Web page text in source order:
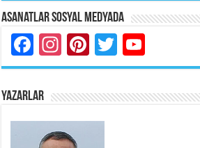
Asanatlar Sosyal Medyada
Facebook
Instagram
Pinterest
Twitter
YAZARLAR